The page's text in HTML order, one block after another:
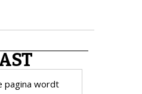
pagina wordt